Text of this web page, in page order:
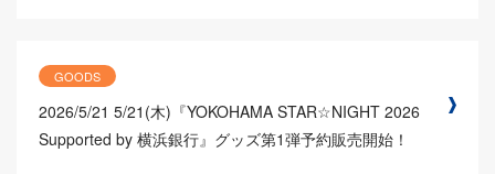
GOODS
2026/5/21 5/21(木)『YOKOHAMA STAR☆NIGHT 2026
Supported by 横浜銀行』グッズ第1弾予約販売開始！